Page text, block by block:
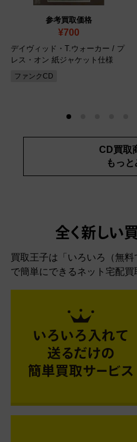
参考買取価格
¥700
デイヴィッド・T.ウォーカー / プ
レス・オン 紙ジャケット仕様
ファンクCD
CD買取
もっと
全く新しい
買取王子は「いろいろ（無
で簡単にできるネット宅配買